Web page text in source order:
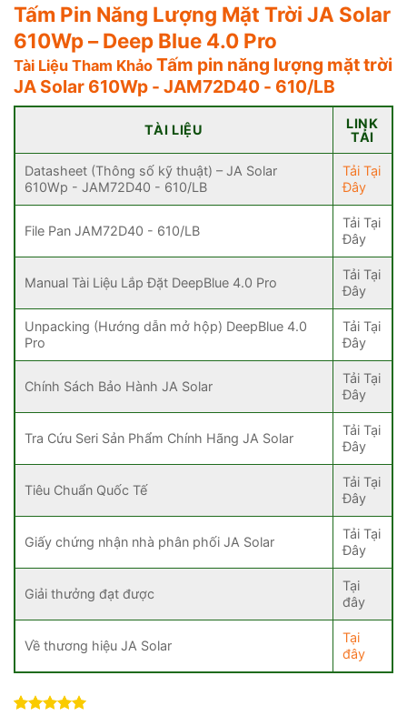
Tấm Pin Năng Lượng Mặt Trời JA Solar
610Wp – Deep Blue 4.0 Pro
Tài Liệu Tham Khảo Tấm pin năng lượng mặt trời
JA Solar 610Wp - JAM72D40 - 610/LB
TÀI LIỆU
LINK
TẢI
Datasheet (Thông số kỹ thuật) – JA Solar
610Wp - JAM72D40 - 610/LB
Tải Tại
Đây
File Pan JAM72D40 - 610/LB
Tải Tại
Đây
Manual Tài Liệu Lắp Đặt DeepBlue 4.0 Pro
Tải Tại
Đây
Unpacking (Hướng dẫn mở hộp) DeepBlue 4.0
Pro
Tải Tại
Đây
Chính Sách Bảo Hành JA Solar
Tải Tại
Đây
Tra Cứu Seri Sản Phẩm Chính Hãng JA Solar
Tải Tại
Đây
Tiêu Chuẩn Quốc Tế
Tải Tại
Đây
Giấy chứng nhận nhà phân phối JA Solar
Tải Tại
Đây
Giải thưởng đạt được
Tại
đây
Về thương hiệu JA Solar
Tại
đây